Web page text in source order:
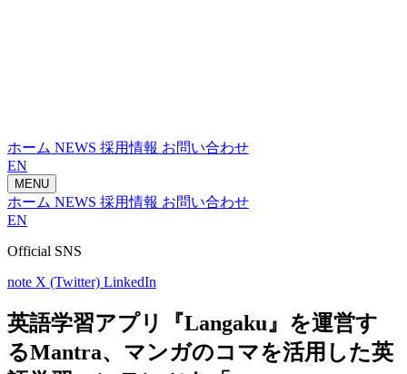
ホーム NEWS 採用情報 お問い合わせ
EN
MENU
ホーム NEWS 採用情報 お問い合わせ
EN
Official SNS
note X (Twitter) LinkedIn
英語学習アプリ『Langaku』を運営す
るMantra、マンガのコマを活用した英